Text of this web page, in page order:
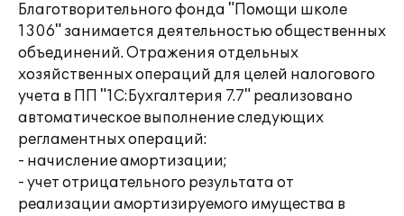
Благотворительного фонда "Помощи школе
1306" занимается деятельностью общественных
объединений. Отражения отдельных
хозяйственных операций для целей налогового
учета в ПП "1С:Бухгалтерия 7.7" реализовано
автоматическое выполнение следующих
регламентных операций:
- начисление амортизации;
- учет отрицательного результата от
реализации амортизируемого имущества в